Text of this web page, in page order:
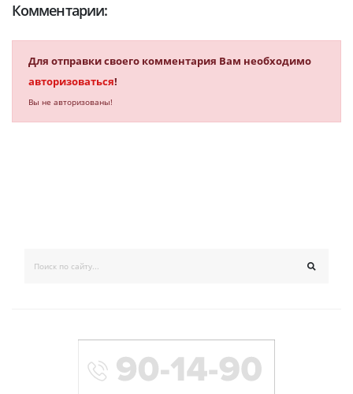
Комментарии:
Для отправки своего комментария Вам необходимо
авторизоваться!
Вы не авторизованы!